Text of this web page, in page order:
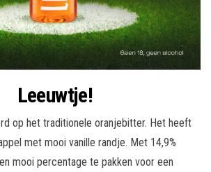
Leeuwtje!
op het traditionele oranjebitter. Het heeft
met mooi vanille randje. Met 14,9%
mooi percentage te pakken voor een